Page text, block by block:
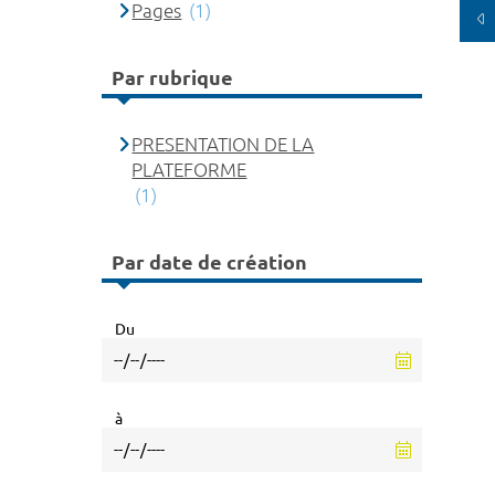
Pages (1)
Par rubrique
PRESENTATION DE LA
PLATEFORME
(1)
Par date de création
Du
à